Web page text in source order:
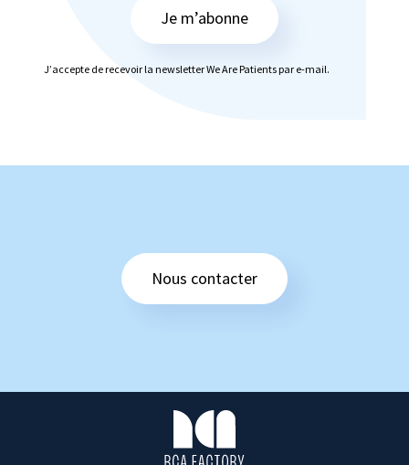
Je m’abonne
J’accepte de recevoir la newsletter We Are Patients par e-mail.
Nous contacter